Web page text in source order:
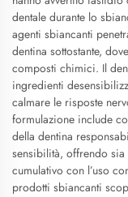
dentale durante lo
agenti sbiancanti
dentina sottostante,
composti chimici. Il
ingredienti
calmare le risposte
formulazione include
della dentina
sensibilità, offrendo
cumulativo con l’uso
prodotti sbiancanti